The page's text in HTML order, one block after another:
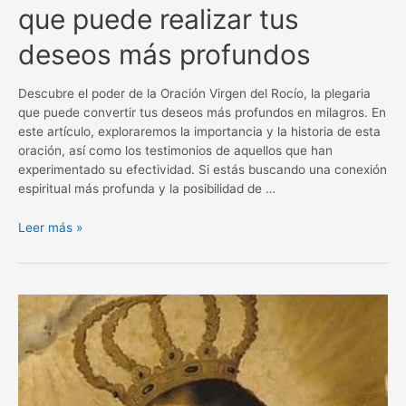
que puede realizar tus
deseos más profundos
Descubre el poder de la Oración Virgen del Rocío, la plegaria
que puede convertir tus deseos más profundos en milagros. En
este artículo, exploraremos la importancia y la historia de esta
oración, así como los testimonios de aquellos que han
experimentado su efectividad. Si estás buscando una conexión
espiritual más profunda y la posibilidad de …
Oración
del
para
un
milagro:
La
plegaria
Leer más »